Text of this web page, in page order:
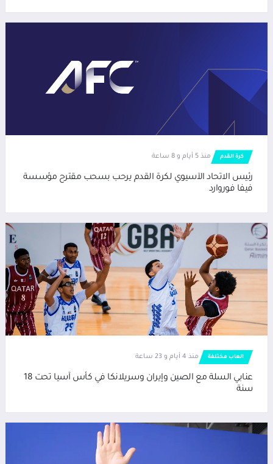
كرة القدم منذ 5 أيام و 8 ساعة
رئيس الاتحاد الآسيوي لكرة القدم يرحب بسحب مقترح مؤسسة
فيفا فوروارد
العاب مختلفة منذ 4 أيام و 23 ساعة
عنابي السلة مع الصين وإيران وسريلانكا في كأس آسيا تحت 18
سنة